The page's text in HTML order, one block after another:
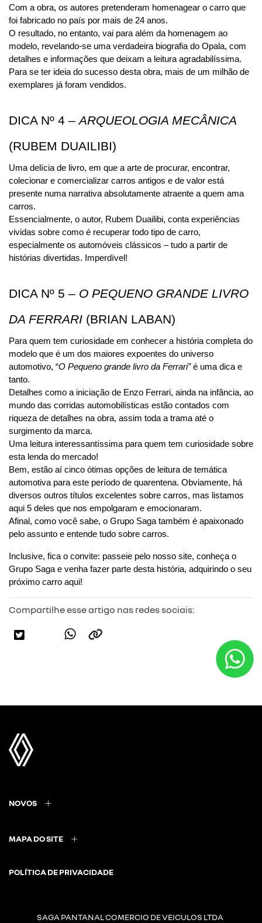
Com a obra, os autores pretenderam homenagear o carro que
foi fabricado no país por mais de 24 anos.
O resultado, no entanto, vai para além da homenagem ao
modelo, revelando-se uma verdadeira biografia do Opala, com
detalhes e informações que deixam a leitura agradabilíssima.
Para se ter ideia do sucesso desta obra, mais de um milhão de
exemplares já foram vendidos.
DICA Nº 4 – ARQUEOLOGIA MECÂNICA
(RUBEM DUAILIBI)
Uma delícia de livro, em que a arte de procurar, encontrar,
colecionar e comercializar carros antigos e de valor está
presente numa narrativa absolutamente atraente a quem ama
carros.
Essencialmente, o autor, Rubem Duailibi, conta experiências
vividas sobre como é recuperar todo tipo de carro,
especialmente os automóveis clássicos – tudo a partir de
histórias divertidas. Imperdível!
DICA Nº 5 – O PEQUENO GRANDE LIVRO
DA FERRARI (BRIAN LABAN)
Para quem tem curiosidade em conhecer a história completa do
modelo que é um dos maiores expoentes do universo
automotivo, “O Pequeno grande livro da Ferrari” é uma dica e
tanto.
Detalhes como a iniciação de Enzo Ferrari, ainda na infância, ao
mundo das corridas automobilísticas estão contados com
riqueza de detalhes na obra, assim toda a trama até o
surgimento da marca.
Uma leitura interessantíssima para quem tem curiosidade sobre
esta lenda do mercado!
Bem, estão aí cinco ótimas opções de leitura de temática
automotiva para este período de quarentena. Obviamente, há
diversos outros títulos excelentes sobre carros, mas listamos
aqui 5 deles que nos empolgaram e emocionaram.
Afinal, como você sabe, o Grupo Saga também é apaixonado
pelo assunto e entende tudo sobre carros.
Inclusive, fica o convite: passeie pelo nosso site, conheça o
Grupo Saga e venha fazer parte desta história, adquirindo o seu
próximo carro aqui!
Compartilhe esse artigo nas redes sociais:
NOVOS
MAPA DO SITE
POLÍTICA DE PRIVACIDADE
SAGA PANTANAL COMERCIO DE VEICULOS LTDA